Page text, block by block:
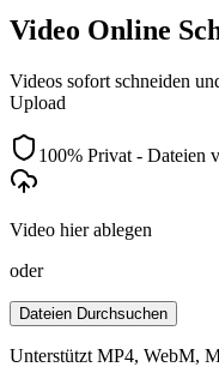
Video Online
Videos sofort schneiden
Upload
100% Privat - Dateien
Video hier ablegen
oder
Dateien Durchsuchen
Unterstützt MP4, WebM,